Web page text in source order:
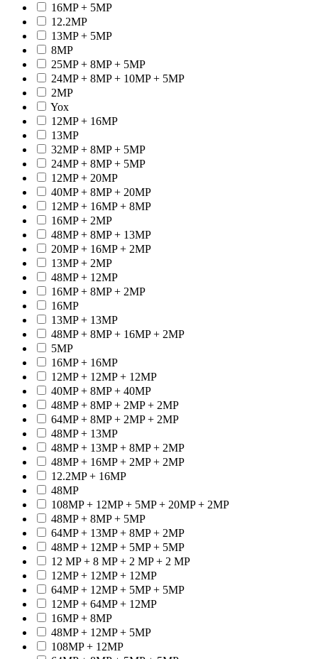
16MP + 5MP
12.2MP
13MP + 5MP
8MP
25MP + 8MP + 5MP
24MP + 8MP + 10MP + 5MP
2MP
Yox
12MP + 16MP
13MP
32MP + 8MP + 5MP
24MP + 8MP + 5MP
12MP + 20MP
40MP + 8MP + 20MP
12MP + 16MP + 8MP
16MP + 2MP
48MP + 8MP + 13MP
20MP + 16MP + 2MP
13MP + 2MP
48MP + 12MP
16MP + 8MP + 2MP
16MP
13MP + 13MP
48MP + 8MP + 16MP + 2MP
5MP
16MP + 16MP
12MP + 12MP + 12MP
40MP + 8MP + 40MP
48MP + 8MP + 2MP + 2MP
64MP + 8MP + 2MP + 2MP
48MP + 13MP
48MP + 13MP + 8MP + 2MP
48MP + 16MP + 2MP + 2MP
12.2MP + 16MP
48MP
108MP + 12MP + 5MP + 20MP + 2MP
48MP + 8MP + 5MP
64MP + 13MP + 8MP + 2MP
48MP + 12MP + 5MP + 5MP
12 MP + 8 MP + 2 MP + 2 MP
12MP + 12MP + 12MP
64MP + 12MP + 5MP + 5MP
12MP + 64MP + 12MP
16MP + 8MP
48MP + 12MP + 5MP
108MP + 12MP